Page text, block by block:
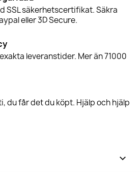
SSL säkerhetscertifikat. Säkra
eller 3D Secure.
leveranstider. Mer än 71000
du får det du köpt. Hjälp och hjälp
